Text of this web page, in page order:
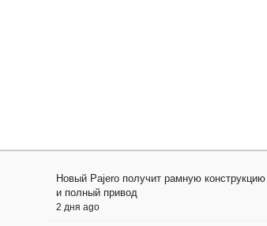
Новый Pajero получит рамную конструкцию
и полный привод
2 дня ago